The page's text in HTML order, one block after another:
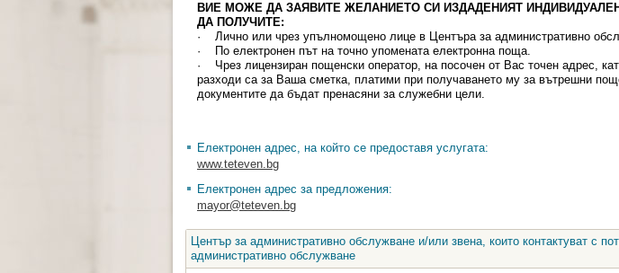
ВИЕ МОЖЕ ДА ЗАЯВИТЕ ЖЕЛАНИЕТО СИ ИЗДАДЕНИЯТ
ДА ПОЛУЧИТЕ:
· Лично или чрез упълномощено лице в Центъра за административно
· По електронен път на точно упомената електронна поща.
· Чрез лицензиран пощенски оператор, на посочен от Вас точен адрес,
разходи са за Ваша сметка, платими при получаването му за вътрешни
документите да бъдат пренасяни за служебни цели.
Електронен адрес, на който се предоставя услугата:
www.teteven.bg
Електронен адрес за предложения:
mayor@teteven.bg
Център за административно обслужване и/или звена, които контактуват с
административно обслужване